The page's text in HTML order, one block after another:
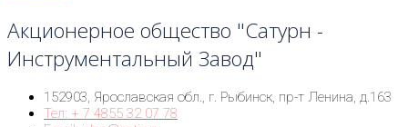
Акционерное общество "Сатурн -
Инструментальный Завод"
152903, Ярославская обл., г. Рыбинск, пр-т Ленина, д.163
Тел: + 7 4855 32 07 78